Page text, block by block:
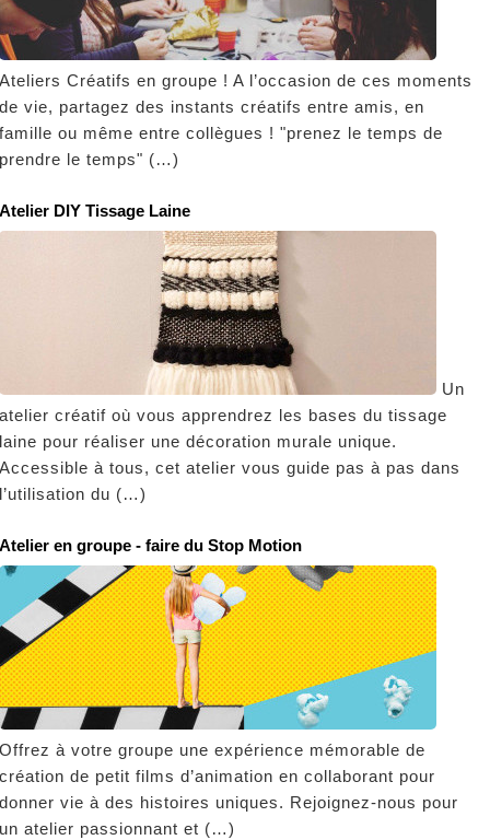
Créatifs en groupe ! A l’occasion de ces moments
vie, partagez des instants créatifs entre amis, en
ou même entre collègues ! "prenez le temps de
le temps" (…)
DIY Tissage Laine
Un
créatif où vous apprendrez les bases du tissage
pour réaliser une décoration murale unique.
à tous, cet atelier vous guide pas à pas dans
du (…)
en groupe - faire du Stop Motion
à votre groupe une expérience mémorable de
de petit films d’animation en collaborant pour
vie à des histoires uniques. Rejoignez-nous pour
atelier passionnant et (…)